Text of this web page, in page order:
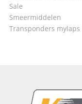
Sale
Smeermiddelen
Transponders mylaps